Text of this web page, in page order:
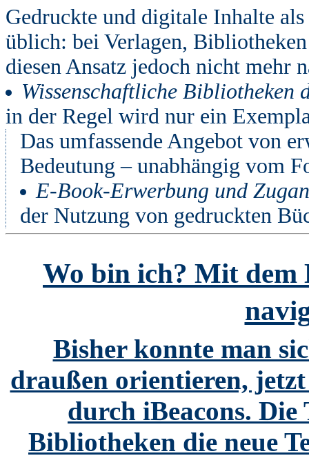
Gedruckte und digitale Inhalte
üblich: bei Verlagen,
diesen Ansatz jedoch nicht mehr
Wissenschaftliche Bibliotheken
in der Regel wird nur ein
Das umfassende Angebot von
Bedeutung – unabhängig vom
E-Book-Erwerbung und
der Nutzung von gedruckten
Wo bin ich? Mit dem
Bisher konnte man
draußen orientieren,
durch iBeacons.
Bibliotheken die neue